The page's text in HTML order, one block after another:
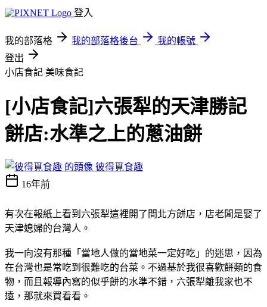
登入
我的部落格 我的部落格後台
我的帳號
登出
小店食記 美味食記
[小店食記]六張犁的天津勝記
餅店:水準之上的蔥油餅
彼得覓食趣
16年前
有次在報紙上看到六張犁這裡開了間北方餅店，店老闆是娶了
天津媳婦的台灣人。
我一向沒有那種「當地人做的當地菜一定好吃」的迷思，因為
在台灣也是常吃到很難吃的台菜。不過基於我很喜歡餅類的食
物，而且報導內寫的似乎餅的水準不錯，六張犁離我家也不
遠，那就來買看看。